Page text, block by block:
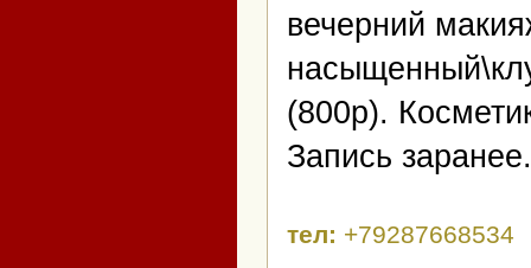
вечерний
(800р).
Запись
тел: +79287668534